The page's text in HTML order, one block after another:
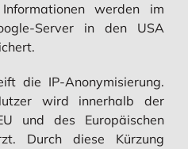
werden im
Server in den USA
die IP-Anonymisierung.
wird innerhalb der
und des Europäischen
Durch diese Kürzung